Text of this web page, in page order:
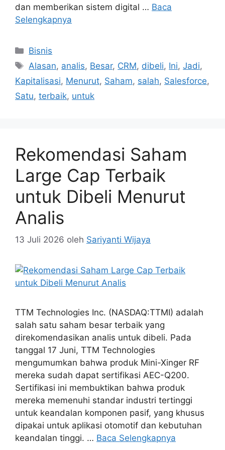
dan memberikan sistem digital … Baca
Selengkapnya
Kategori
Bisnis
Tag
Alasan, analis, Besar, CRM, dibeli, Ini,Jadi,
Kapitalisasi, Menurut, Saham, salah, Salesforce,
Satu, terbaik, untuk
Rekomendasi Saham
Large Cap Terbaik
untuk Dibeli Menurut
Analis
13 Juli 2026 oleh Sariyanti Wijaya
TTM Technologies Inc. (NASDAQ:TTMI) adalah
salah satu saham besar terbaik yang
direkomendasikan analis untuk dibeli. Pada
tanggal 17 Juni, TTM Technologies
mengumumkan bahwa produk Mini-Xinger RF
mereka sudah dapat sertifikasi AEC-Q200.
Sertifikasi ini membuktikan bahwa produk
mereka memenuhi standar industri tertinggi
untuk keandalan komponen pasif, yang khusus
dipakai untuk aplikasi otomotif dan kebutuhan
keandalan tinggi. … Baca Selengkapnya